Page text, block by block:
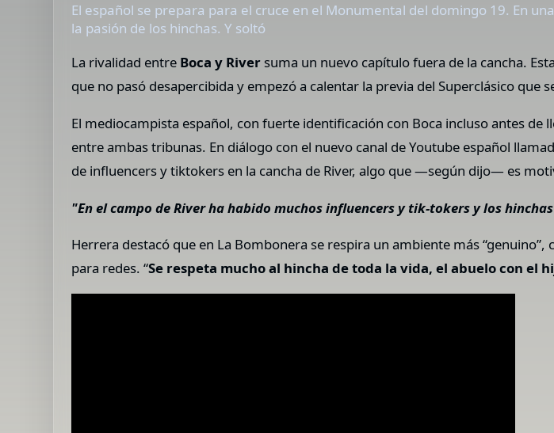
El español se prepara para el cruce en el Monumental del domingo 19. En
la pasión de los hinchas. Y soltó
La rivalidad entre Boca y River suma un nuevo capítulo fuera de la cancha.
que no pasó desapercibida y empezó a calentar la previa del Superclásico
El mediocampista español, con fuerte identificación con Boca incluso antes
entre ambas tribunas. En diálogo con el nuevo canal de Youtube español
de influencers y tiktokers en la cancha de River, algo que —según dijo— es
"En el campo de River ha habido muchos influencers y tik-tokers y los
Herrera destacó que en La Bombonera se respira un ambiente más
para redes. “Se respeta mucho al hincha de toda la vida, el abuelo con el